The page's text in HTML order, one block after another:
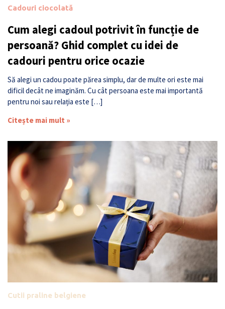
Cadouri ciocolată
Cum alegi cadoul potrivit în funcție de
persoană? Ghid complet cu idei de
cadouri pentru orice ocazie
Să alegi un cadou poate părea simplu, dar de multe ori este mai
dificil decât ne imaginăm. Cu cât persoana este mai importantă
pentru noi sau relația este […]
Citește mai mult »
Cutii praline belgiene